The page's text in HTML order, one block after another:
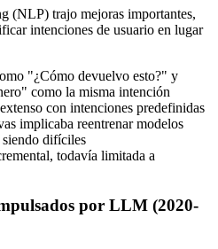
(NLP) trajo mejoras importantes,
intenciones de usuario en lugar
"¿Cómo devuelvo esto?" y
como la misma intención
con intenciones predefinidas
implicaba reentrenar modelos
difíciles
todavía limitada a
por LLM (2020-